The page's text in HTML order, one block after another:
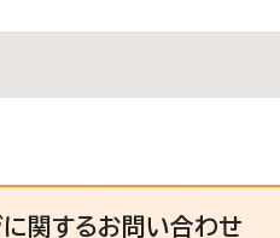
関するお問い合わせ